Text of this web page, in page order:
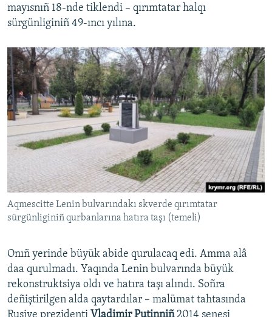
mayısnıñ 18-nde tiklendi – qırımtatar halqı
sürgünliginiñ 49-ıncı yılına.
Aqmescitte Lenin bulvarındakı skverde qırımtatar
sürgünliginiñ qurbanlarına hatıra taşı (temeli)
Onıñ yerinde büyük abide qurulacaq edi. Amma alâ
daa qurulmadı. Yaqında Lenin bulvarında büyük
rekonstruktsiya oldı ve hatıra taşı alındı. Soñra
deñiştirilgen alda qaytardılar – malümat tahtasında
Rusiye prezidenti Vladimir Putinniñ2014 senesi